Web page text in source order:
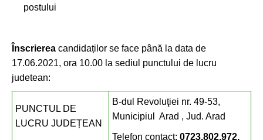
postului
Înscrierea candidaților se face până la data de
17.06.2021, ora 10.00 la sediul punctului de lucru
judetean:
PUNCTUL DE
LUCRU JUDEȚEAN
B-dul Revoluţiei nr. 49-53,
Municipiul Arad , Jud. Arad
Telefon contact: 0723.802.972,